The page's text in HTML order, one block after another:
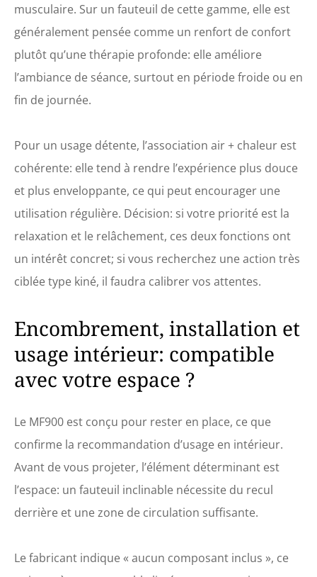
musculaire. Sur un fauteuil de cette gamme, elle est
généralement pensée comme un renfort de confort
plutôt qu’une thérapie profonde: elle améliore
l’ambiance de séance, surtout en période froide ou en
fin de journée.
Pour un usage détente, l’association air + chaleur est
cohérente: elle tend à rendre l’expérience plus douce
et plus enveloppante, ce qui peut encourager une
utilisation régulière. Décision: si votre priorité est la
relaxation et le relâchement, ces deux fonctions ont
un intérêt concret; si vous recherchez une action très
ciblée type kiné, il faudra calibrer vos attentes.
Encombrement, installation et
usage intérieur: compatible
avec votre espace ?
Le MF900 est conçu pour rester en place, ce que
confirme la recommandation d’usage en intérieur.
Avant de vous projeter, l’élément déterminant est
l’espace: un fauteuil inclinable nécessite du recul
derrière et une zone de circulation suffisante.
Le fabricant indique « aucun composant inclus », ce